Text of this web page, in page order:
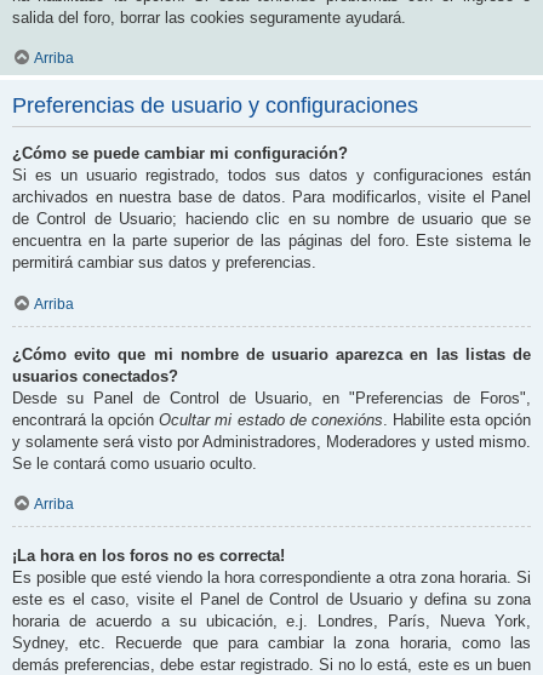
salida del foro, borrar las cookies seguramente ayudará.
Arriba
Preferencias de usuario y configuraciones
¿Cómo se puede cambiar mi configuración?
Si es un usuario registrado, todos sus datos y configuraciones están
archivados en nuestra base de datos. Para modificarlos, visite el Panel
de Control de Usuario; haciendo clic en su nombre de usuario que se
encuentra en la parte superior de las páginas del foro. Este sistema le
permitirá cambiar sus datos y preferencias.
Arriba
¿Cómo evito que mi nombre de usuario aparezca en las listas de
usuarios conectados?
Desde su Panel de Control de Usuario, en "Preferencias de Foros",
encontrará la opciónOcultar mi estado de conexións . Habilite esta opción
y solamente será visto por Administradores, Moderadores y usted mismo.
Se le contará como usuario oculto.
Arriba
¡La hora en los foros no es correcta!
Es posible que esté viendo la hora correspondiente a otra zona horaria. Si
este es el caso, visite el Panel de Control de Usuario y defina su zona
horaria de acuerdo a su ubicación, e.j. Londres, París, Nueva York,
Sydney, etc. Recuerde que para cambiar la zona horaria, como las
demás preferencias, debe estar registrado. Si no lo está, este es un buen